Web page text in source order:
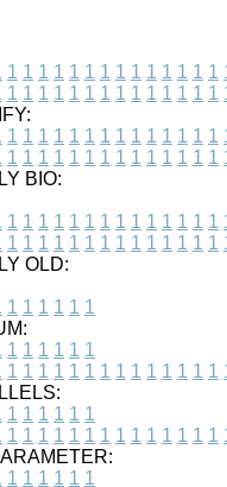
1 1 1 1 1 1 1 1 1 1 1 1 1 1
1 1 1 1 1 1 1 1 1 1 1 1 1 1
1 1 1 1 1 1 1 1 1 1 1 1 1 1
1 1 1 1 1 1 1 1 1 1 1 1 1 1
BIO:
1 1 1 1 1 1 1 1 1 1 1 1 1 1
1 1 1 1 1 1 1 1 1 1 1 1 1 1
OLD:
1 1 1 1 1 1
1 1 1 1 1 1
1 1 1 1 1 1 1 1 1 1 1 1 1 1
1 1 1 1 1 1
1 1 1 1 1 1 1 1 1 1 1 1 1 1
1 1 1 1 1 1